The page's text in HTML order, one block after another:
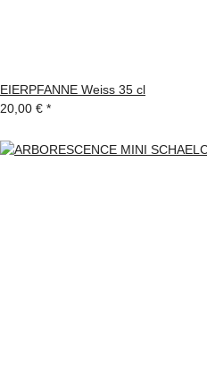
EIERPFANNE Weiss 35 cl
20,00 € *